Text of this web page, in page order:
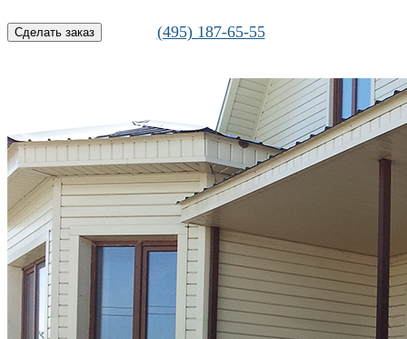
Сделать заказ (495) 187-65-55